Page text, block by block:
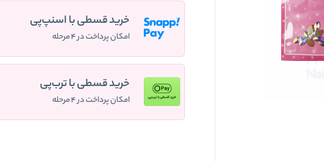
خرید قسطی با اسنپ‌پی
امکان پرداخت در ۴ مرحله
خرید قسطی با ترب‌پی
امکان پرداخت در ۴ مرحله